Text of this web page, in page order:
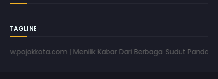
TAGLINE
| Menilik Kabar Dari Berbagai Sudut Pandang |